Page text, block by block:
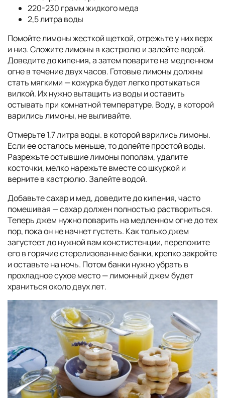
220-230 грамм жидкого меда
2,5 литра воды
Помойте лимоны жесткой щеткой, отрежьте у них верх
и низ. Сложите лимоны в кастрюлю и залейте водой.
Доведите до кипения, а затем поварите на медленном
огне в течение двух часов. Готовые лимоны должны
стать мягкими — кожурка будет легко протыкаться
вилкой. Их нужно вытащить из воды и оставить
остывать при комнатной температуре. Воду, в которой
варились лимоны, не выливайте.
Отмерьте 1,7 литра воды. в которой варились лимоны.
Если ее осталось меньше, то долейте простой воды.
Разрежьте остывшие лимоны пополам, удалите
косточки, мелко нарежьте вместе со шкуркой и
верните в кастрюлю. Залейте водой.
Добавьте сахар и мед, доведите до кипения, часто
помешивая — сахар должен полностью раствориться.
Теперь джем нужно поварить на медленном огне до тех
пор, пока он не начнет густеть. Как только джем
загустеет до нужной вам констистенции, переложите
его в горячие стерелизованные банки, крепко закройте
и оставьте на ночь. Потом банки нужно убрать в
прохладное сухое место — лимонный джем будет
храниться около двух лет.